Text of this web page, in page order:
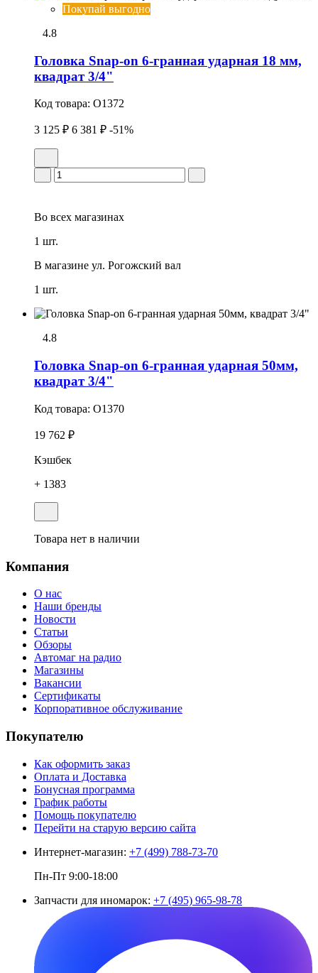
Покупай выгодно
4.8
Головка Snap-on 6-гранная удаpная 18 мм,
квадрат 3/4"
Код товара: O1372
3 125 ₽ 6 381 ₽ -51%
Во всех магазинах
1 шт.
В магазине ул. Рогожский вал
1 шт.
4.8
Головка Snap-on 6-гранная ударная 50мм,
квадрат 3/4"
Код товара: O1370
19 762 ₽
Кэшбек
+ 1383
Товара нет в наличии
Компания
О нас
Наши бренды
Новости
Статьи
Обзоры
Автомаг на радио
Магазины
Вакансии
Сертификаты
Корпоративное обслуживание
Покупателю
Как оформить заказ
Оплата и Доставка
Бонусная программа
График работы
Помощь покупателю
Перейти на старую версию сайта
Интернет-магазин: +7 (499) 788-73-70
Пн-Пт 9:00-18:00
Запчасти для иномарок: +7 (495) 965-98-78